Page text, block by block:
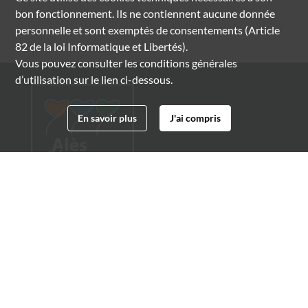
bon fonctionnement. Ils ne contiennent aucune donnée
personnelle et sont exemptés de consentements (Article
82 de la loi Informatique et Libertés).
Vous pouvez consulter les conditions générales
d’utilisation sur le lien ci-dessous.
En savoir plus J'ai compris